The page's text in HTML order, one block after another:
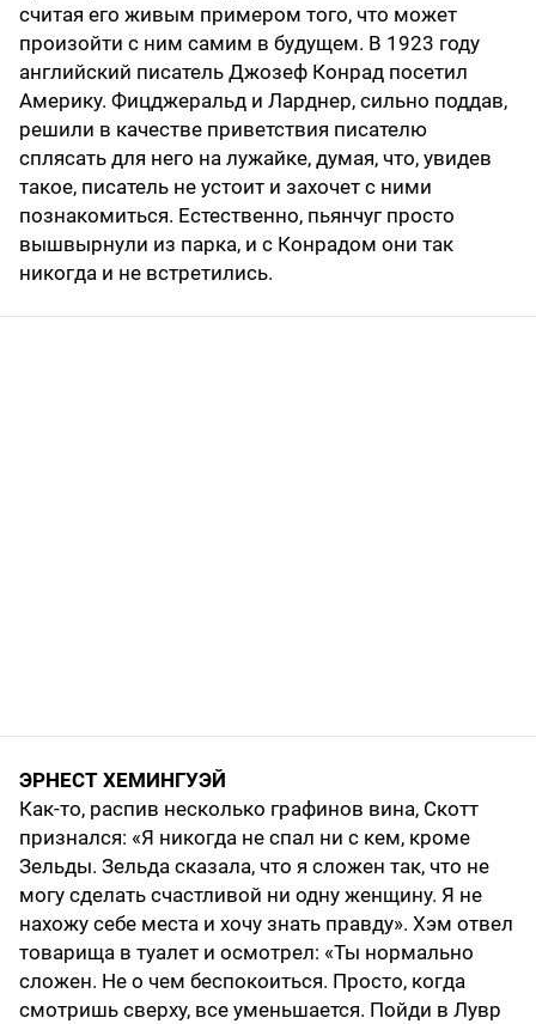
считая его живым примером того, что может
произойти с ним самим в будущем. В 1923 году
английский писатель Джозеф Конрад посетил
Америку. Фицджеральд и Ларднер, сильно поддав,
решили в качестве приветствия писателю
сплясать для него на лужайке, думая, что, увидев
такое, писатель не устоит и захочет с ними
познакомиться. Естественно, пьянчуг просто
вышвырнули из парка, и с Конрадом они так
никогда и не встретились.
ЭРНЕСТ ХЕМИНГУЭЙ
Как-то, распив несколько графинов вина, Скотт
признался: «Я никогда не спал ни с кем, кроме
Зельды. Зельда сказала, что я сложен так, что не
могу сделать счастливой ни одну женщину. Я не
нахожу себе места и хочу знать правду». Хэм отвел
товарища в туалет и осмотрел: «Ты нормально
сложен. Не о чем беспокоиться. Просто, когда
смотришь сверху, все уменьшается. Пойди в Лувр